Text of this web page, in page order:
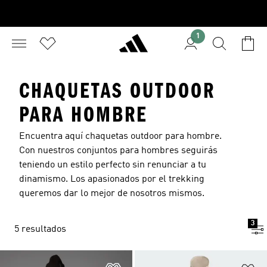
1
CHAQUETAS OUTDOOR
PARA HOMBRE
Encuentra aquí chaquetas outdoor para hombre.
Con nuestros conjuntos para hombres seguirás
teniendo un estilo perfecto sin renunciar a tu
dinamismo. Los apasionados por el trekking
queremos dar lo mejor de nosotros mismos.
5 resultados
3